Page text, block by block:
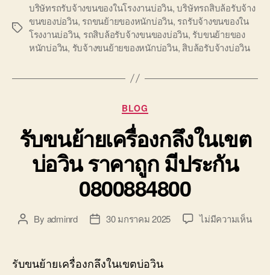
Tags
บริษัทรถรับจ้างขนของในโรงงานบ่อวิน,บริษัทรถสิบล้อรับจ้าง
ขนของบ่อวิน, รถขนย้ายของหนักบ่อวิน, รถรับจ้างขนของใน
โรงงานบ่อวิน, รถสิบล้อรับจ้างขนของบ่อวิน, รับขนย้ายของ
หนักบ่อวิน, รับจ้างขนย้ายของหนักบ่อวิน, สิบล้อรับจ้างบ่อวิน
Categories
BLOG
รับขนย้ายเครื่องกลึงในเขต
บ่อวิน ราคาถูก มีประกัน
0800884800
PostBy adminrd
Post30 มกราคม 2025 ไม่มีความเห็นบน
รับขนย้ายเครื่องกลึงในเขตบ่อวิน